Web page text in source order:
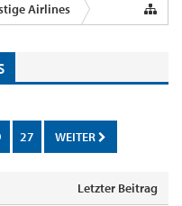
Airlines
27 WEITER
Letzter Beitrag